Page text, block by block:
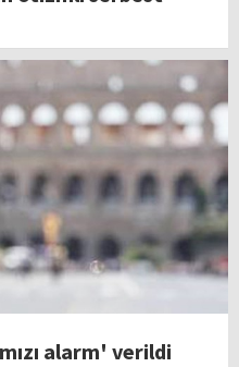
alarm' verildi